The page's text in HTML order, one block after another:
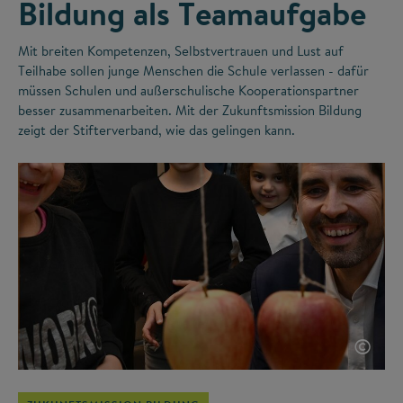
Bildung als Teamaufgabe
Mit breiten Kompetenzen, Selbstvertrauen und Lust auf
Teilhabe sollen junge Menschen die Schule verlassen - dafür
müssen Schulen und außerschulische Kooperationspartner
besser zusammenarbeiten. Mit der Zukunftsmission Bildung
zeigt der Stifterverband, wie das gelingen kann.
©